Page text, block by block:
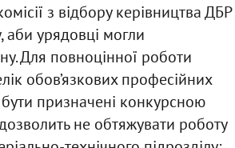
з відбору керівництва ДБР
аби урядовці могли
Для повноцінної роботи
обов’язкових професійних
призначені конкурсною
не обтяжувати роботу